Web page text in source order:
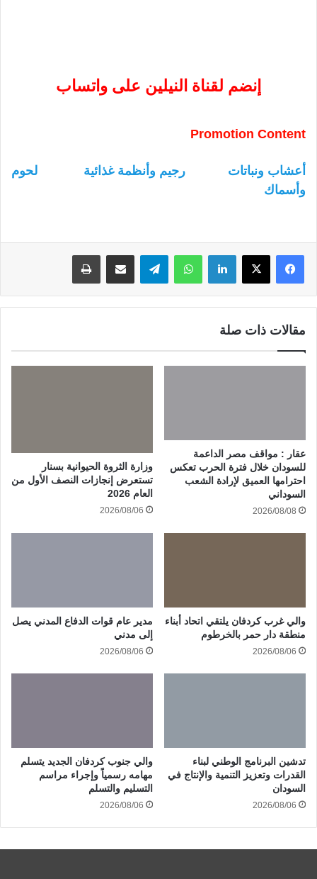
إنضم لقناة النيلين على واتساب
Promotion Content
أعشاب ونباتات رجيم وأنظمة غذائية
لحوم
وأسماك
لينكدإن واتساب
مقالات ذات صلة
عقار : مواقف مصر الداعمة
للسودان خلال فترة الحرب تعكس
احترامها العميق لإرادة الشعب
السوداني
2026/08/08
وزارة الثروة الحيوانية بسنار
تستعرض إنجازات النصف الأول من
العام 2026
2026/08/06
والي غرب كردفان يلتقي اتحاد أبناء
منطقة دار حمر بالخرطوم
2026/08/06
مدير عام قوات الدفاع المدني يصل
إلى مدني
2026/08/06
تدشين البرنامج الوطني لبناء
القدرات وتعزيز التنمية والإنتاج في
السودان
2026/08/06
والي جنوب كردفان الجديد يتسلم
مهامه رسمياً وإجراء مراسم
التسليم والتسلم
2026/08/06